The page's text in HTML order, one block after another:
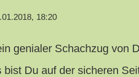
18:20
genialer Schachzug von
bist Du auf der sicheren